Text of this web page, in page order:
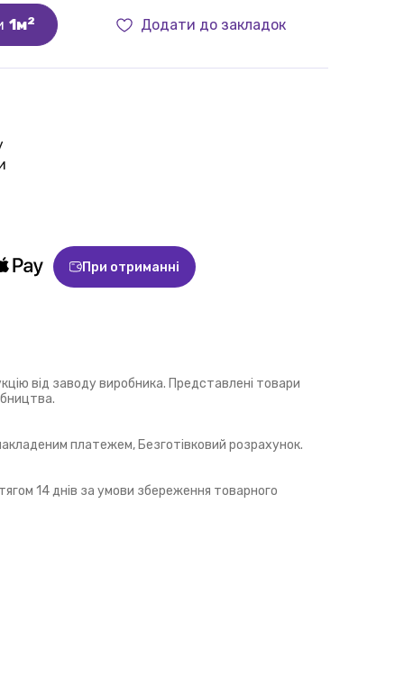
1м2 Додати до закладок
При отриманні
від заводу виробника. Представлені товари
платежем, Безготівковий розрахунок.
14 днів за умови збереження товарного